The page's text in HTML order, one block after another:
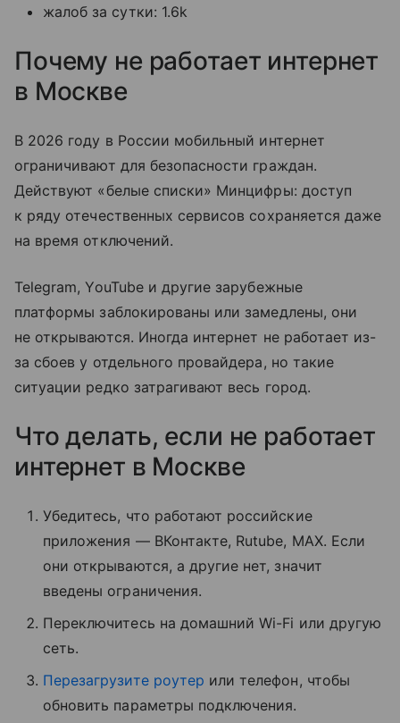
жалоб за сутки: 1.6k
Почему не работает интернет
в Москве
В 2026 году в России мобильный интернет
ограничивают для безопасности граждан.
Действуют «белые списки» Минцифры: доступ
к ряду отечественных сервисов сохраняется даже
на время отключений.
Telegram, YouTube и другие зарубежные
платформы заблокированы или замедлены, они
не открываются. Иногда интернет не работает из-
за сбоев у отдельного провайдера, но такие
ситуации редко затрагивают весь город.
Что делать, если не работает
интернет в Москве
Убедитесь, что работают российские
приложения — ВКонтакте, Rutube, MAX. Если
они открываются, а другие нет, значит
введены ограничения.
Переключитесь на домашний Wi-Fi или другую
сеть.
Перезагрузите роутер или телефон, чтобы
обновить параметры подключения.